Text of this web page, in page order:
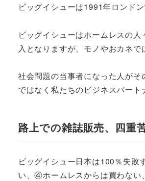
ビッグイシューは1991年ロンド
ビッグイシューはホームレスの
入となりますが、モノやおカネで
社会問題の当事者になった人が
ではなく私たちのビジネスパー
路上での雑誌販売、四重
ビッグイシュー日本は100％失
い、④ホームレスからは買わない